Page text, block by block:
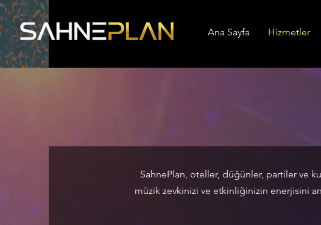
Ana Sayfa Hizmetler
SahnePlan, oteller, düğünler, partiler ve
müzik zevkinizi ve etkinliğinizin enerjisini